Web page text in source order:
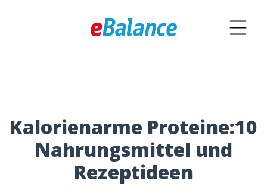
Kalorienarme Proteine:10
Nahrungsmittel und
Rezeptideen